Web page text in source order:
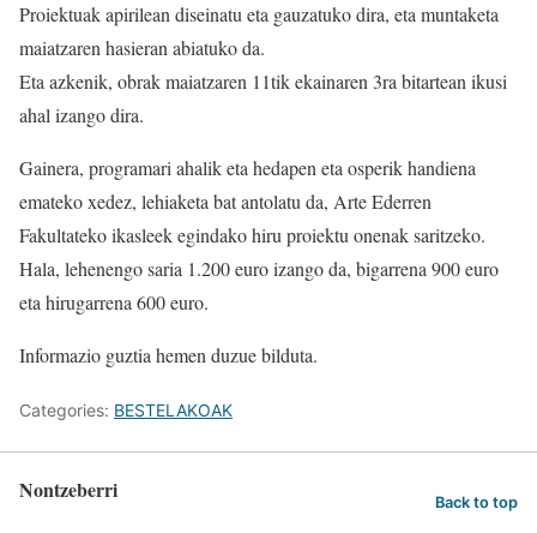
Proiektuak apirilean diseinatu eta gauzatuko dira, eta muntaketa
maiatzaren hasieran abiatuko da.
Eta azkenik, obrak maiatzaren 11tik ekainaren 3ra bitartean ikusi
ahal izango dira.
Gainera, programari ahalik eta hedapen eta osperik handiena
emateko xedez, lehiaketa bat antolatu da, Arte Ederren
Fakultateko ikasleek egindako hiru proiektu onenak saritzeko.
Hala, lehenengo saria 1.200 euro izango da, bigarrena 900 euro
eta hirugarrena 600 euro.
Informazio guztia hemen duzue bilduta.
Categories: BESTELAKOAK
Nontzeberri Back to top